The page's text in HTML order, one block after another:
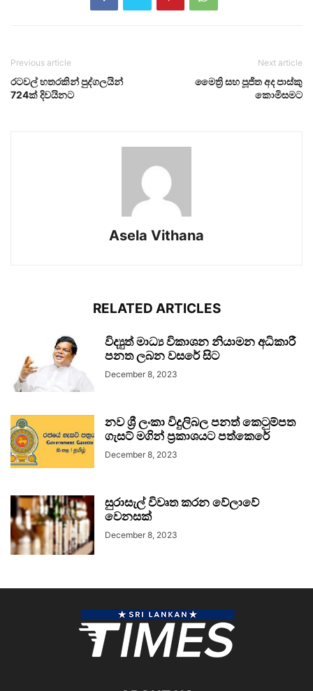
Previous article
රටවල් හතරකින් පුද්ගලයින්
724ක් දිවයිනට
Next article
මෛත්‍රි සහ පූජිත අද පාස්කු
කොමිසමට
Asela Vithana
RELATED ARTICLES
විද්‍යුත් මාධ්‍ය විකාශන නියාමන අධිකාරී
පනත ලබන වසරේ සිට
December 8, 2023
නව ශ්‍රී ලංකා විදුලිබල පනත් කෙටුම්පත
ගැසට් මගින් ප්‍රකාශයට පත්කෙරේ
December 8, 2023
සුරාසැල් විවෘත කරන වේලාවේ
වෙනසක්
December 8, 2023